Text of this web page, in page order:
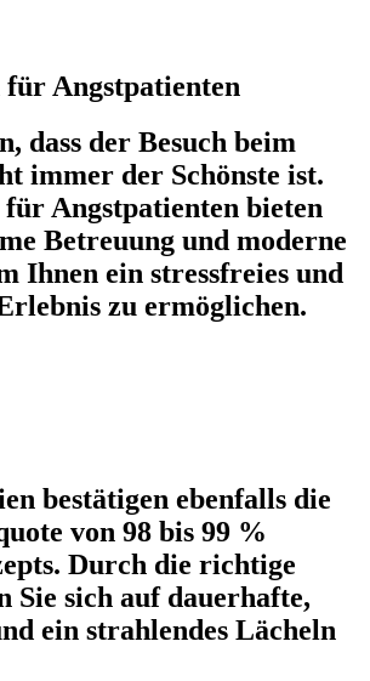
für Angstpatienten
dass der Besuch beim
immer der Schönste ist.
Angstpatienten bieten
Betreuung und moderne
Ihnen ein stressfreies und
zu ermöglichen.
bestätigen ebenfalls die
von 98 bis 99 %
Durch die richtige
Sie sich auf dauerhafte,
ein strahlendes Lächeln